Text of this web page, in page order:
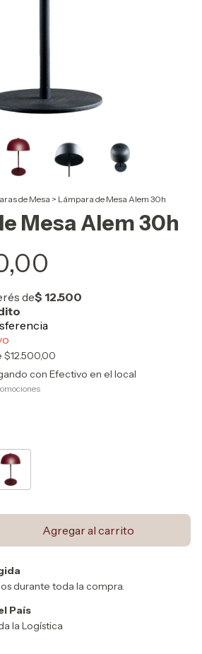
de Mesa > Lámpara de Mesa Alem 30h
Mesa Alem 30h
$12.500,00
con Efectivo en el local
durante toda la compra.
País
la Logística